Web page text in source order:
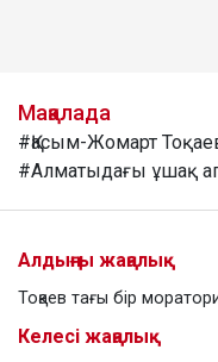
Мақалада
#Қасым-Жомарт
#Алматыдағы ұшақ
Алдыңғы жаңалық
Тоқаев тағы бір
Келесі жаңалық